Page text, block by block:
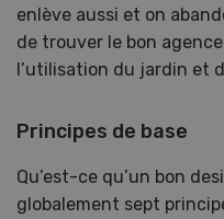
enlève aussi et on
de trouver le bon
l’utilisation du jardin et
Principes de base
Qu’est-ce qu’un bon
globalement sept